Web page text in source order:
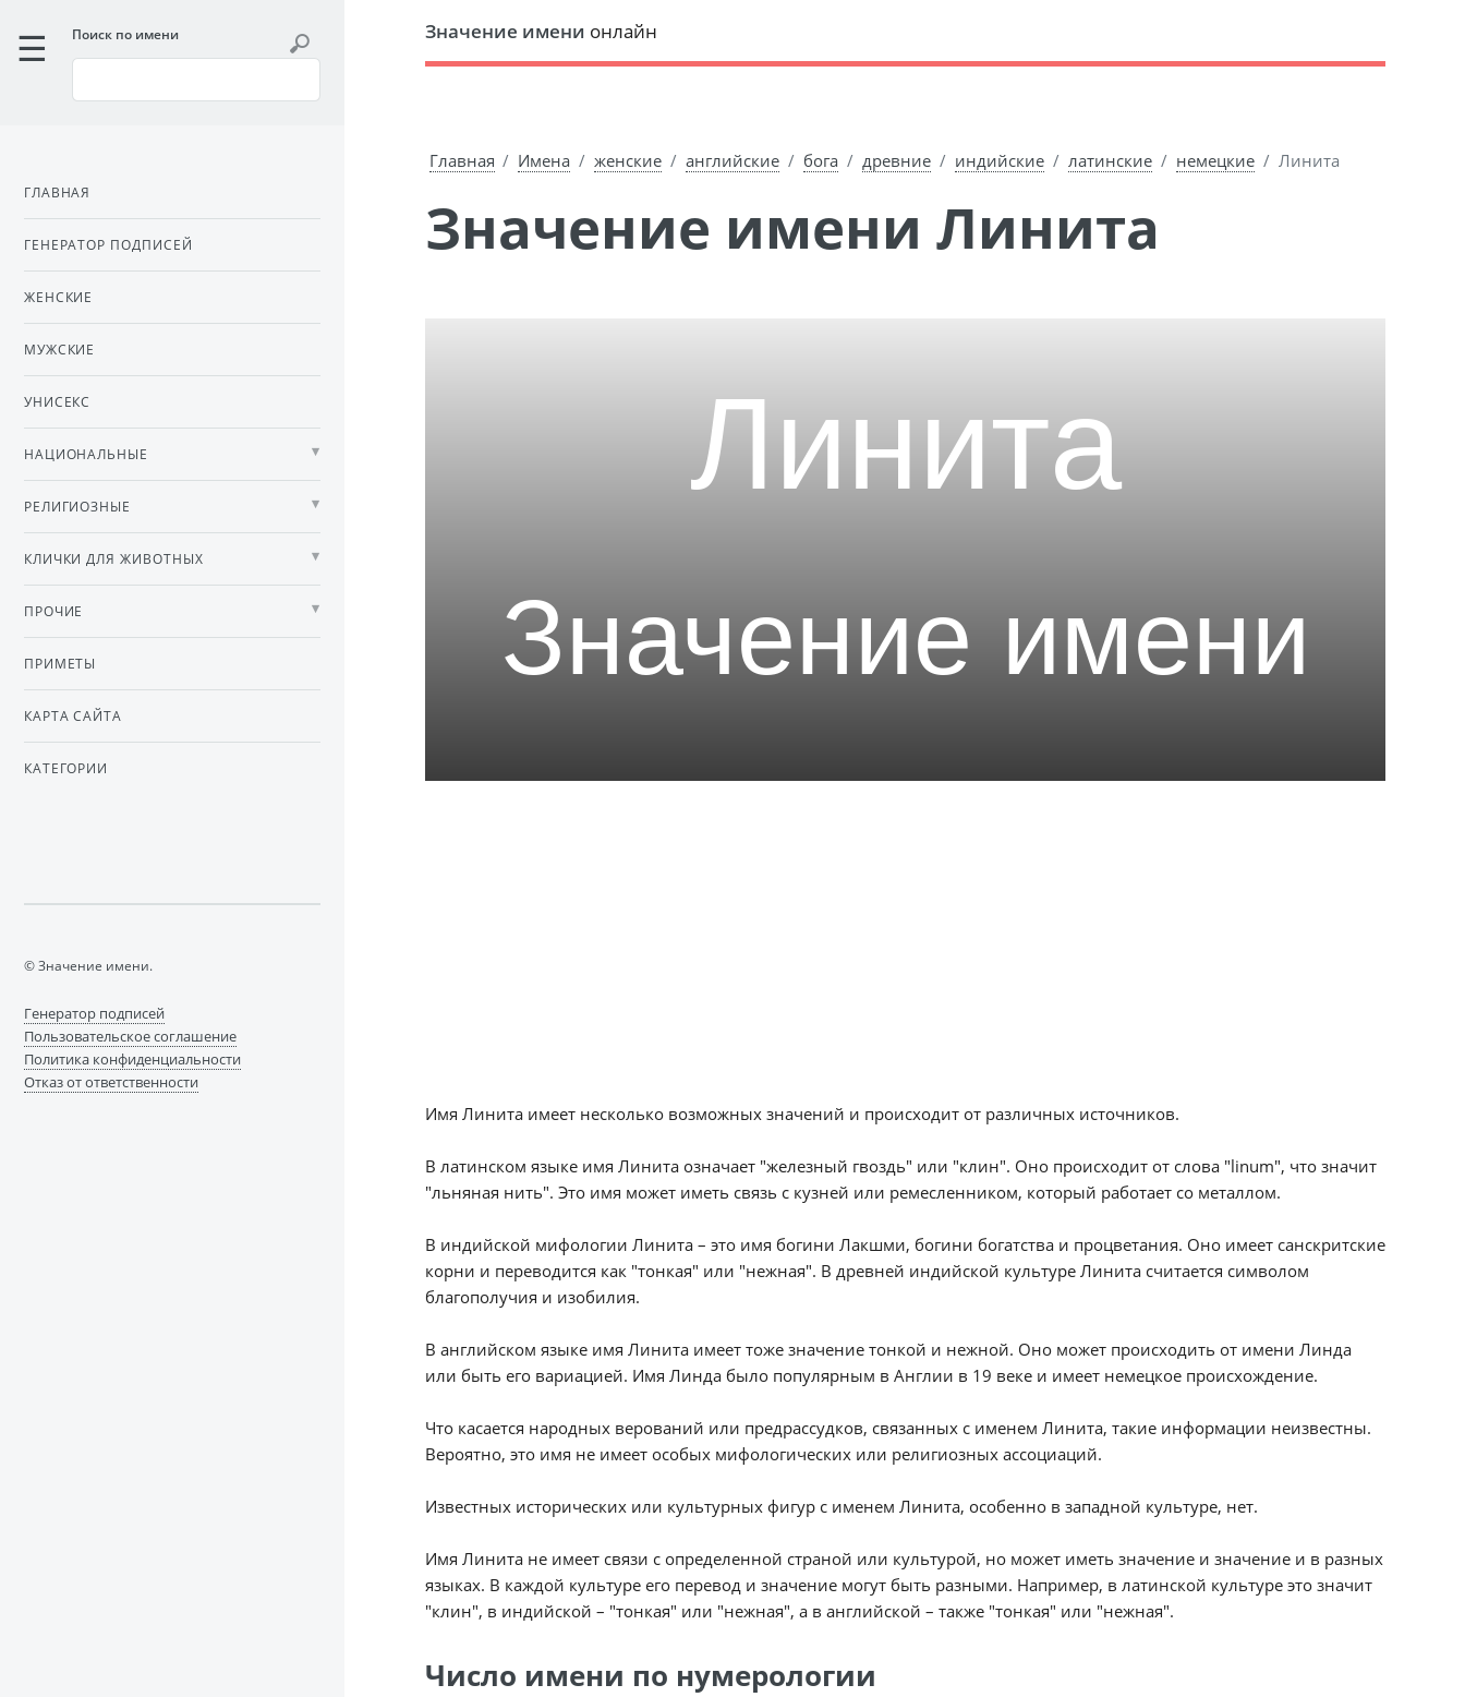
Значение имени онлайн
Главная Имена женские английские бога древние индийские латинские немецкие Линита
Значение имени Линита
Имя Линита имеет несколько возможных значений и происходит от различных источников.
В латинском языке имя Линита означает "железный гвоздь" или "клин". Оно происходит от слова "linum", что значит
"льняная нить". Это имя может иметь связь с кузней или ремесленником, который работает со металлом.
В индийской мифологии Линита – это имя богини Лакшми, богини богатства и процветания. Оно имеет санскритские
корни и переводится как "тонкая" или "нежная". В древней индийской культуре Линита считается символом
благополучия и изобилия.
В английском языке имя Линита имеет тоже значение тонкой и нежной. Оно может происходить от имени Линда
или быть его вариацией. Имя Линда было популярным в Англии в 19 веке и имеет немецкое происхождение.
Что касается народных верований или предрассудков, связанных с именем Линита, такие информации неизвестны.
Вероятно, это имя не имеет особых мифологических или религиозных ассоциаций.
Известных исторических или культурных фигур с именем Линита, особенно в западной культуре, нет.
Имя Линита не имеет связи с определенной страной или культурой, но может иметь значение и значение и в разных
языках. В каждой культуре его перевод и значение могут быть разными. Например, в латинской культуре это значит
"клин", в индийской – "тонкая" или "нежная", а в английской – также "тонкая" или "нежная".
Число имени по нумерологии
Поиск по имени
ГЛАВНАЯ
ГЕНЕРАТОР ПОДПИСЕЙ
ЖЕНСКИЕ
МУЖСКИЕ
УНИСЕКС
НАЦИОНАЛЬНЫЕ
РЕЛИГИОЗНЫЕ
КЛИЧКИ ДЛЯ ЖИВОТНЫХ
ПРОЧИЕ
ПРИМЕТЫ
КАРТА САЙТА
КАТЕГОРИИ
© Значение имени.
Генератор подписей
Пользовательское соглашение
Политика конфиденциальности
Отказ от ответственности